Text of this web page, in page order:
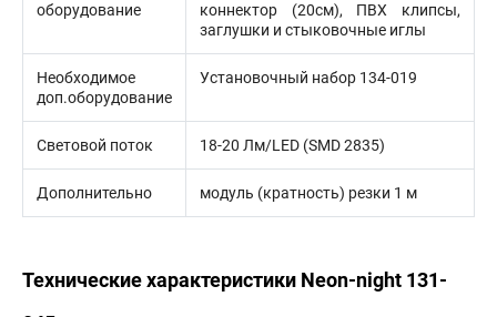
оборудование
коннектор (20см), ПВХ клипсы,
заглушки и стыковочные иглы
Необходимое
доп.оборудование
Установочный набор 134-019
Световой поток 18-20 Лм/LED (SMD 2835)
Дополнительно модуль (кратность) резки 1 м
Технические характеристики Neon-night 131-